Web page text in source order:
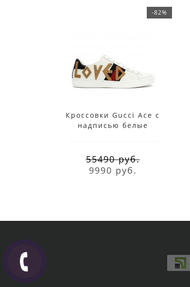
-82%
Кроссовки Gucci Ace с
надписью белые
55490 руб.
9990 руб.